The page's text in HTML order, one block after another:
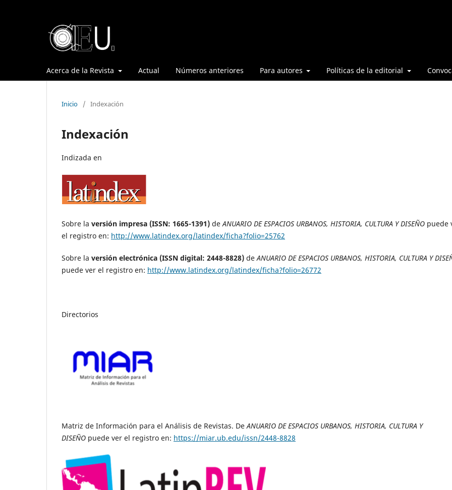
Acerca de la Revista Actual Números anteriores Para autores Políticas de la editorial
Inicio / Indexación
Indexación
Indizada en
Sobre la versión impresa (ISSN: 1665-1391) deANUARIO DE ESPACIOS URBANOS, HISTORIA, CULTURA Y DISEÑO puede
el registro en: http://www.latindex.org/latindex/ficha?folio=25762
Sobre la versión electrónica (ISSN digital: 2448-8828) deANUARIO DE ESPACIOS URBANOS, HISTORIA, CULTURA Y
puede ver el registro en: http://www.latindex.org/latindex/ficha?folio=26772
Directorios
Matriz de Información para el Análisis de Revistas. DeANUARIO DE ESPACIOS URBANOS, HISTORIA, CULTURA Y
DISEÑO puede ver el registro en: https://miar.ub.edu/issn/2448-8828